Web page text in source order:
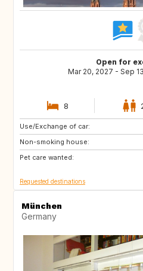
Open for
Mar 20, 2027 - Sep
8
Use/Exchange of car:
Non-smoking house:
Pet care wanted:
HR
IT
Requested destinations
München
Germany